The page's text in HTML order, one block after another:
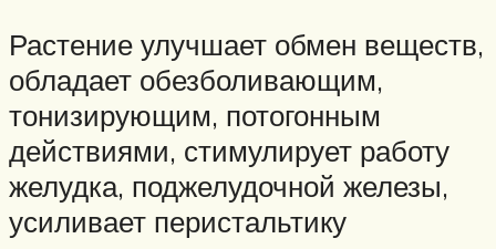
Растение улучшает обмен веществ,
обладает обезболивающим,
тонизирующим, потогонным
действиями, стимулирует работу
желудка, поджелудочной железы,
усиливает перистальтику